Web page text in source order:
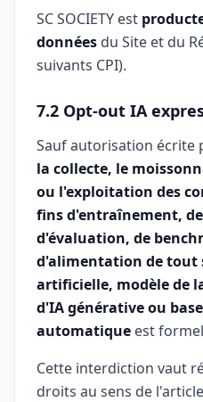
SC SOCIETY est
données du Site et du
suivants CPI).
7.2 Opt-out IA
Sauf autorisation écrite
la collecte, le
ou l'exploitation des
fins d'entraînement,
d'évaluation, de
d'alimentation de tout
artificielle, modèle de
d'IA générative ou
automatique est
Cette interdiction vaut
droits au sens de